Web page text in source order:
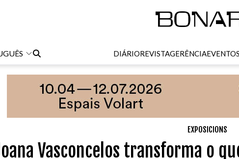
DIÁRIOREVISTAGERÊNCIAEVENTOS
EXPOSICIONS
Vasconcelos transforma o